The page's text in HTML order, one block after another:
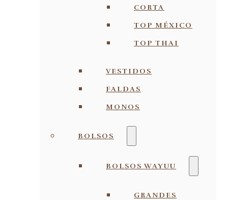
CORTA
TOP MÉXICO
TOP THAI
VESTIDOS
FALDAS
MONOS
BOLSOS
BOLSOS WAYUU
GRANDES